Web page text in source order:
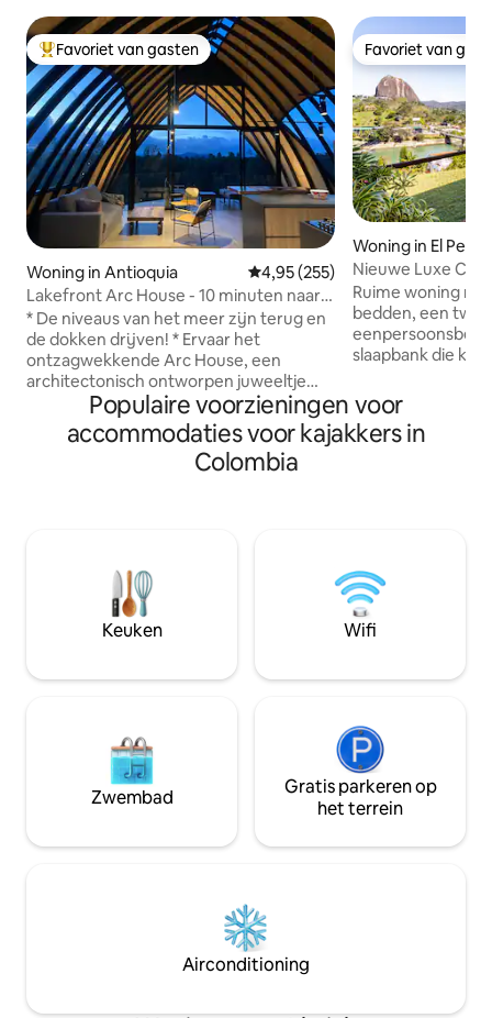
Topfavoriet van gasten
Favoriet van gasten
Woning in Antioquia Gemiddelde beoordeling van
4,95 (255)
Lakefront Arc House - 10 minuten naar
Guatape, Lake Access
* De niveaus van het meer zijn terug en
de dokken drijven! * Ervaar het
ontzagwekkende Arc House, een
architectonisch ontworpen juweeltje
aan een eigen baai, op 10 minuten van
Guatape. Glazen muren, plafonds van
20 voet en een panoramisch uitzicht op
de natuur maken het echt uniek. Het
hoogwaardige keuken is de droom van
een chef-kok, aangevuld met een
eettafel voor 6 personen en een balkon
met uitzicht op het meer.
Favoriet van
Favoriet van
Woning in El Peñol
Nieuwe Luxe
haard Beste
Ruime woning
bedden, een
slaapbank die
kunt wensen in
beste uitzicht op
en de iconische
kunt huren!
Populaire voorzieningen voor
accommodaties voor kajakkers in
Colombia
Keuken Wifi
Zwembad
Gratis parkeren op
het terrein
Airconditioning